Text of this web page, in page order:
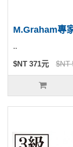
M.Graham專
..
$NT 371元 $NT